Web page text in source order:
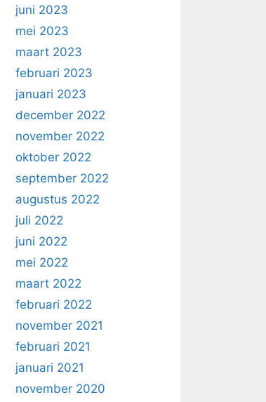
juni 2023
mei 2023
maart 2023
februari 2023
januari 2023
december 2022
november 2022
oktober 2022
september 2022
augustus 2022
juli 2022
juni 2022
mei 2022
maart 2022
februari 2022
november 2021
februari 2021
januari 2021
november 2020